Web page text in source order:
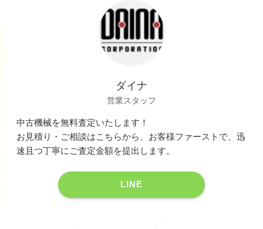
ダイナ
営業スタッフ
中古機械を無料査定いたします！
お見積り・ご相談はこちらから、お客様ファーストで、迅
速且つ丁寧にご査定金額を提出します。
LINE